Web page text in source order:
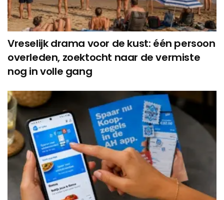
Vreselijk drama voor de kust: één persoon
overleden, zoektocht naar de vermiste
nog in volle gang